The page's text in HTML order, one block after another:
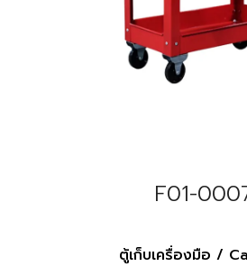
F01-
ตู้เก็บเครื่องมือ /